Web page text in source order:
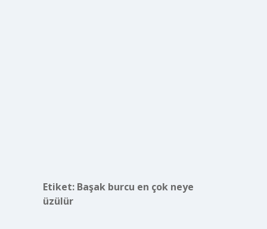
Etiket: Başak burcu en çok neye
üzülür